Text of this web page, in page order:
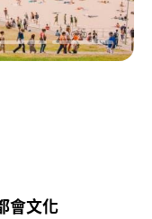
會文化